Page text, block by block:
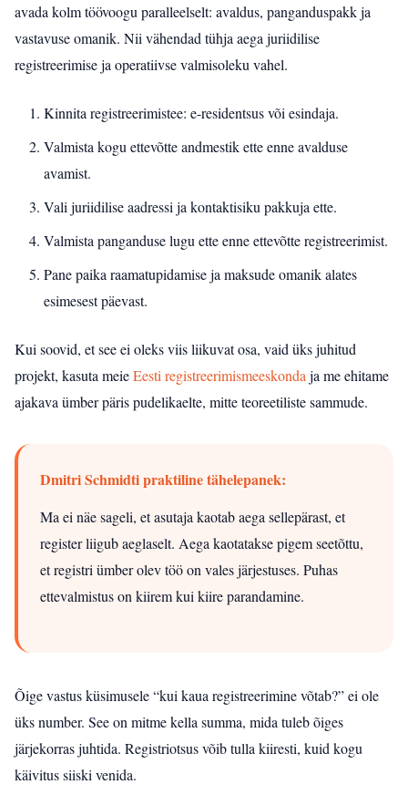
avada kolm töövoogu paralleelselt: avaldus, panganduspakk ja
vastavuse omanik. Nii vähendad tühja aega juriidilise
registreerimise ja operatiivse valmisoleku vahel.
Kinnita registreerimistee: e-residentsus või esindaja.
Valmista kogu ettevõtte andmestik ette enne avalduse
avamist.
Vali juriidilise aadressi ja kontaktisiku pakkuja ette.
Valmista panganduse lugu ette enne ettevõtte registreerimist.
Pane paika raamatupidamise ja maksude omanik alates
esimesest päevast.
Kui soovid, et see ei oleks viis liikuvat osa, vaid üks juhitud
projekt, kasuta meieEesti registreerimismeeskonda ja me ehitame
ajakava ümber päris pudelikaelte, mitte teoreetiliste sammude.
Dmitri Schmidti praktiline tähelepanek:
Ma ei näe sageli, et asutaja kaotab aega sellepärast, et
register liigub aeglaselt. Aega kaotatakse pigem seetõttu,
et registri ümber olev töö on vales järjestuses. Puhas
ettevalmistus on kiirem kui kiire parandamine.
Õige vastus küsimusele “kui kaua registreerimine võtab?” ei ole
üks number. See on mitme kella summa, mida tuleb õiges
järjekorras juhtida. Registriotsus võib tulla kiiresti, kuid kogu
käivitus siiski venida.